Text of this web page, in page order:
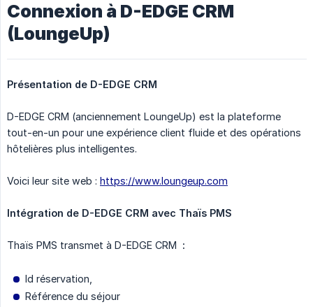
Connexion à D-EDGE CRM
(LoungeUp)
Présentation de D-EDGE CRM
D-EDGE CRM (anciennement LoungeUp) est la plateforme
tout-en-un pour une expérience client fluide et des opérations
hôtelières plus intelligentes.
Voici leur site web : https://www.loungeup.com
Intégration de D-EDGE CRM avec Thaïs PMS
Thaïs PMS transmet à D-EDGE CRM :
Id réservation,
Référence du séjour